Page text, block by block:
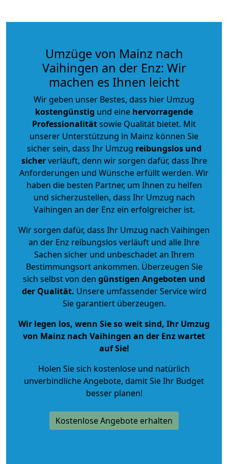
Umzüge von Mainz nach
Vaihingen an der Enz: Wir
machen es Ihnen leicht
Wir geben unser Bestes, dass hier Umzug
kostengünstig und eine hervorragende
Professionalitätsowie Qualität bietet. Mit
unserer Unterstützung in Mainz können Sie
sicher sein, dass Ihr Umzug reibungslos und
sicherverläuft, denn wir sorgen dafür, dass Ihre
Anforderungen und Wünsche erfüllt werden. Wir
haben die besten Partner, um Ihnen zu helfen
und sicherzustellen, dass Ihr Umzug nach
Vaihingen an der Enz ein erfolgreicher ist.
Wir sorgen dafür, dass Ihr Umzug nach Vaihingen
an der Enz reibungslos verläuft und alle Ihre
Sachen sicher und unbeschadet an Ihrem
Bestimmungsort ankommen. Überzeugen Sie
sich selbst von den günstigen Angeboten und
der Qualität. Unsere umfassender Service wird
Sie garantiert überzeugen.
Wir legen los, wenn Sie so weit sind, Ihr Umzug
von Mainz nach Vaihingen an der Enz wartet
auf Sie!
Holen Sie sich kostenlose und natürlich
unverbindliche Angebote, damit Sie Ihr Budget
besser planen!
Kostenlose Angebote erhalten